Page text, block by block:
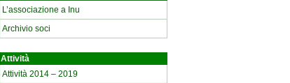
L’associazione a Inu
Archivio soci
Attività
Attività 2014 – 2019